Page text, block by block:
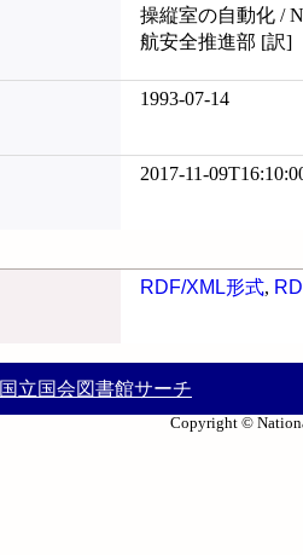
操縦室の自動化 /
航安全推進部 [訳]
1993-07-14
2017-11-
RDF/XML形式,
国立国会図書館サーチ
Copyright ©